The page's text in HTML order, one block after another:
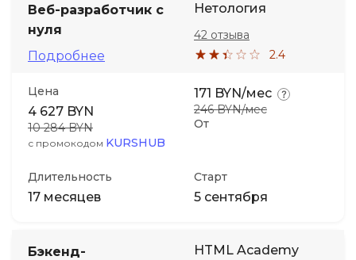
Веб-разработчик с
нуля
Подробнее
Нетология
2.4
42 отзыва
Цена
4 627 BYN
10 284 BYN
с промокодом KURSHUB
От
171 BYN/мес
246 BYN/мес
Длительность
17 месяцев
Старт
5 сентября
Бэкенд-
HTML Academy